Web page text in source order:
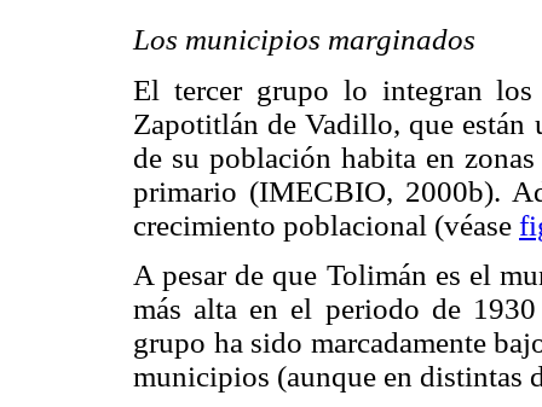
Los municipios marginados
El tercer grupo lo integran los
Zapotitlán de Vadillo, que están
de su población habita en
primario (IMECBIO, 2000b).
crecimiento poblacional (véase
A pesar de que Tolimán es el
más alta en el periodo de
grupo ha sido marcadamente
municipios (aunque en distintas